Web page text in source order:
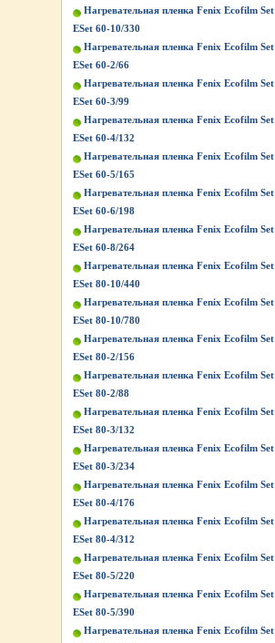
Нагревательная пленка Fenix Ecofilm Set
ESet 60-10/330
Нагревательная пленка Fenix Ecofilm Set
ESet 60-2/66
Нагревательная пленка Fenix Ecofilm Set
ESet 60-3/99
Нагревательная пленка Fenix Ecofilm Set
ESet 60-4/132
Нагревательная пленка Fenix Ecofilm Set
ESet 60-5/165
Нагревательная пленка Fenix Ecofilm Set
ESet 60-6/198
Нагревательная пленка Fenix Ecofilm Set
ESet 60-8/264
Нагревательная пленка Fenix Ecofilm Set
ESet 80-10/440
Нагревательная пленка Fenix Ecofilm Set
ESet 80-10/780
Нагревательная пленка Fenix Ecofilm Set
ESet 80-2/156
Нагревательная пленка Fenix Ecofilm Set
ESet 80-2/88
Нагревательная пленка Fenix Ecofilm Set
ESet 80-3/132
Нагревательная пленка Fenix Ecofilm Set
ESet 80-3/234
Нагревательная пленка Fenix Ecofilm Set
ESet 80-4/176
Нагревательная пленка Fenix Ecofilm Set
ESet 80-4/312
Нагревательная пленка Fenix Ecofilm Set
ESet 80-5/220
Нагревательная пленка Fenix Ecofilm Set
ESet 80-5/390
Нагревательная пленка Fenix Ecofilm Set